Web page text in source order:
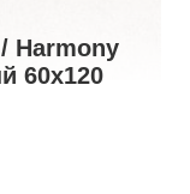
Harmony
60x120